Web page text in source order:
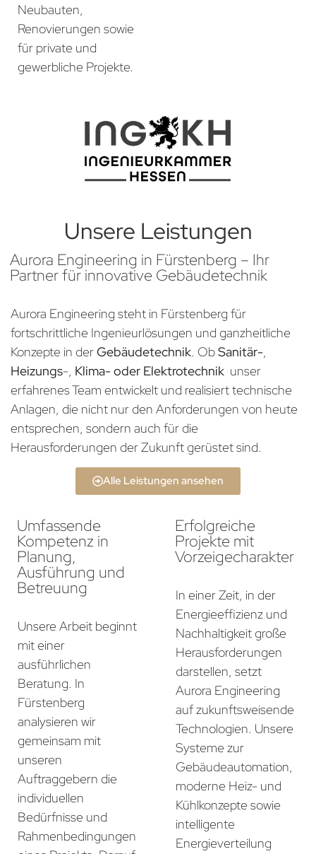
Neubauten,
Renovierungen sowie
für private und
gewerbliche Projekte.
Unsere Leistungen
Aurora Engineering in Fürstenberg – Ihr
Partner für innovative Gebäudetechnik
Aurora Engineering steht in Fürstenberg für
fortschrittliche Ingenieurlösungen und ganzheitliche
Konzepte in derGebäudetechnik. ObSanitär-,
Heizungs-, Klima- oder Elektrotechnik unser
erfahrenes Team entwickelt und realisiert technische
Anlagen, die nicht nur den Anforderungen von heute
entsprechen, sondern auch für die
Herausforderungen der Zukunft gerüstet sind.
Alle Leistungen ansehen
Umfassende
Kompetenz in
Planung,
Ausführung und
Betreuung
Unsere Arbeit beginnt
mit einer
ausführlichen
Beratung. In
Fürstenberg
analysieren wir
gemeinsam mit
unseren
Auftraggebern die
individuellen
Bedürfnisse und
Rahmenbedingungen
Erfolgreiche
Projekte mit
Vorzeigecharakter
In einer Zeit, in der
Energieeffizienz und
Nachhaltigkeit große
Herausforderungen
darstellen, setzt
Aurora Engineering
auf zukunftsweisende
Technologien. Unsere
Systeme zur
Gebäudeautomation,
moderne Heiz- und
Kühlkonzepte sowie
intelligente
Energieverteilung